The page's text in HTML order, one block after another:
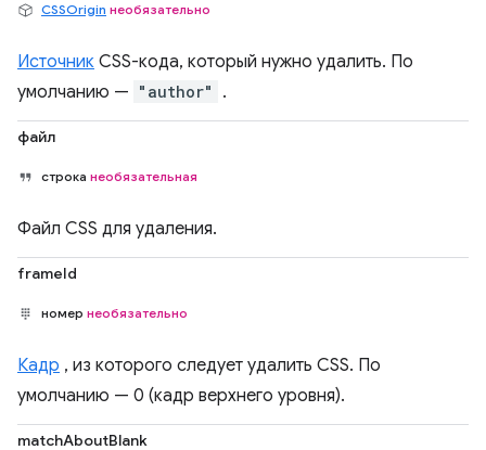
CSSOrigin необязательно
Источник CSS-кода, который нужно удалить. По
умолчанию — "author" .
файл
строка необязательная
Файл CSS для удаления.
frameId
номер необязательно
Кадр , из которого следует удалить CSS. По
умолчанию — 0 (кадр верхнего уровня).
matchAboutBlank